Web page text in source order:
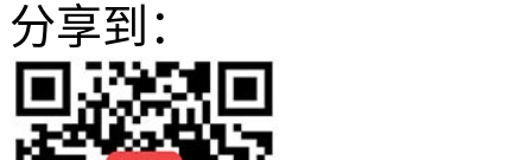
分享到：